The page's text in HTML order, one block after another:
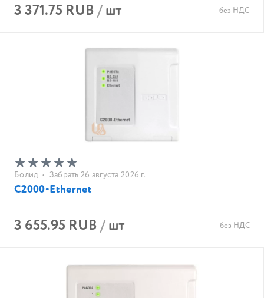
3 371.75 RUB/шт без НДС
Болид • Забрать 26 августа 2026 г.
С2000-Ethernet
3 655.95 RUB/шт без НДС